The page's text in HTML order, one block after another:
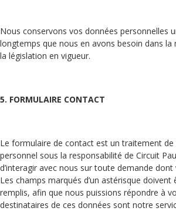
Nous conservons vos données personnelles
longtemps que nous en avons besoin dans
la législation en vigueur.
5. FORMULAIRE CONTACT
Le formulaire de contact est un traitement de
personnel sous la responsabilité de Circuit
d’interagir avec nous sur toute demande dont
Les champs marqués d’un astérisque
remplis, afin que nous puissions répondre à
destinataires de ces données sont notre